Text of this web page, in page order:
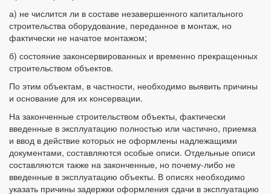
а) не числится ли в составе незавершенного капитального
строительства оборудование, переданное в монтаж, но
фактически не начатое монтажом;
б) состояние законсервированных и временно прекращенных
строительством объектов.
По этим объектам, в частности, необходимо выявить причины
и основание для их консервации.
На законченные строительством объекты, фактически
введенные в эксплуатацию полностью или частично, приемка
и ввод в действие которых не оформлены надлежащими
документами, составляются особые описи. Отдельные описи
составляются также на законченные, но почему-либо не
введенные в эксплуатацию объекты. В описях необходимо
указать причины задержки оформления сдачи в эксплуатацию